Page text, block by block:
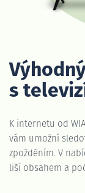
s
K internetu od
vám umožní
zpožděním. V
liší obsahem a